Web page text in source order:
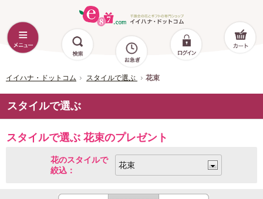
イイハナ・ドットコム スタイルで選ぶ 花束
スタイルで選ぶ
スタイルで選ぶ 花束のプレゼント
花のスタイルで
絞込：